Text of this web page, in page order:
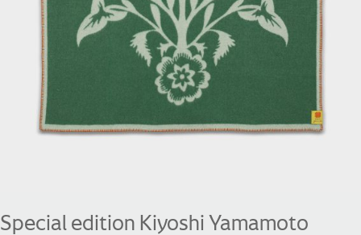
Special edition Kiyoshi Yamamoto